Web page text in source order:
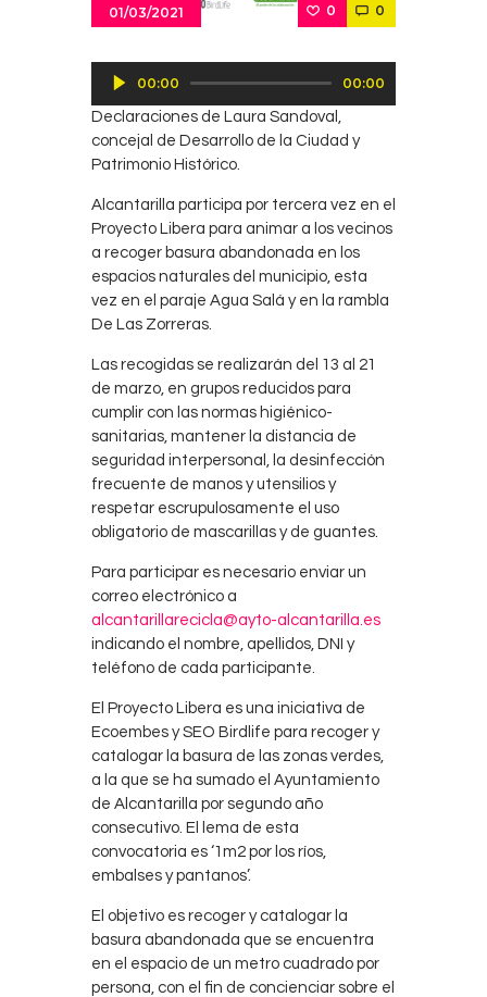
01/03/2021 0 0
Reproductor
audio
00:00 00:00
Declaraciones de Laura Sandoval,
concejal de Desarrollo de la Ciudad y
Patrimonio Histórico.
Alcantarilla participa por tercera vez en el
Proyecto Libera para animar a los vecinos
a recoger basura abandonada en los
espacios naturales del municipio, esta
vez en el paraje Agua Salá y en la rambla
De Las Zorreras.
Las recogidas se realizarán del 13 al 21
de marzo, en grupos reducidos para
cumplir con las normas higiénico-
sanitarias, mantener la distancia de
seguridad interpersonal, la desinfección
frecuente de manos y utensilios y
respetar escrupulosamente el uso
obligatorio de mascarillas y de guantes.
Para participar es necesario enviar un
correo electrónico a
alcantarillarecicla@ayto-alcantarilla.es
indicando el nombre, apellidos, DNI y
teléfono de cada participante.
El Proyecto Libera es una iniciativa de
Ecoembes y SEO Birdlife para recoger y
catalogar la basura de las zonas verdes,
a la que se ha sumado el Ayuntamiento
de Alcantarilla por segundo año
consecutivo. El lema de esta
convocatoria es ‘1m2 por los ríos,
embalses y pantanos’.
El objetivo es recoger y catalogar la
basura abandonada que se encuentra
en el espacio de un metro cuadrado por
persona, con el fin de concienciar sobre el